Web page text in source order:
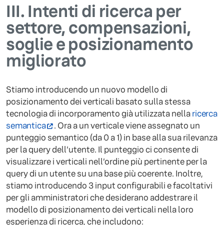
III. Intenti di ricerca per
settore, compensazioni,
soglie e posizionamento
migliorato
Stiamo introducendo un nuovo modello di
posizionamento dei verticali basato sulla stessa
tecnologia di incorporamento già utilizzata nellaricerca
semantica
. Ora a un verticale viene assegnato un
punteggio semantico (da 0 a 1) in base alla sua rilevanza
per la query dell’utente. Il punteggio ci consente di
visualizzare i verticali nell’ordine più pertinente per la
query di un utente su una base più coerente. Inoltre,
stiamo introducendo 3 input configurabili e facoltativi
per gli amministratori che desiderano addestrare il
modello di posizionamento dei verticali nella loro
esperienza di ricerca, che includono: